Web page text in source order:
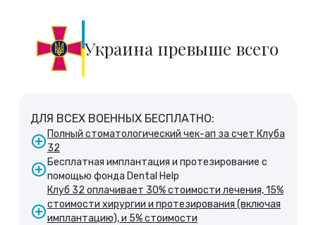
Украина превыше всего
ДЛЯ ВСЕХ ВОЕННЫХ БЕСПЛАТНО:
Полный стоматологический чек-ап за счет Клуба
32
Бесплатная имплантация и протезирование с
помощью фонда Dental Help
Клуб 32 оплачивает 30% стоимости лечения, 15%
стоимости хирургии и протезирования (включая
имплантацию), и 5% стоимости